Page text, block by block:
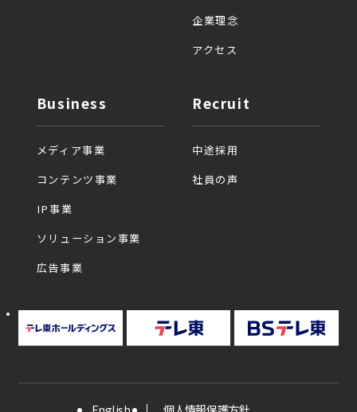
企業理念
アクセス
Business
メディア事業
コンテンツ事業
IP事業
ソリューション事業
広告事業
Recruit
中途採用
社員の声